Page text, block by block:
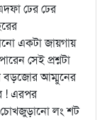
ঢের ঢের
একটা জায়গায়
সেই প্রশ্নটা
বড়জোর আম্মুনের
! এরপর
লং শট